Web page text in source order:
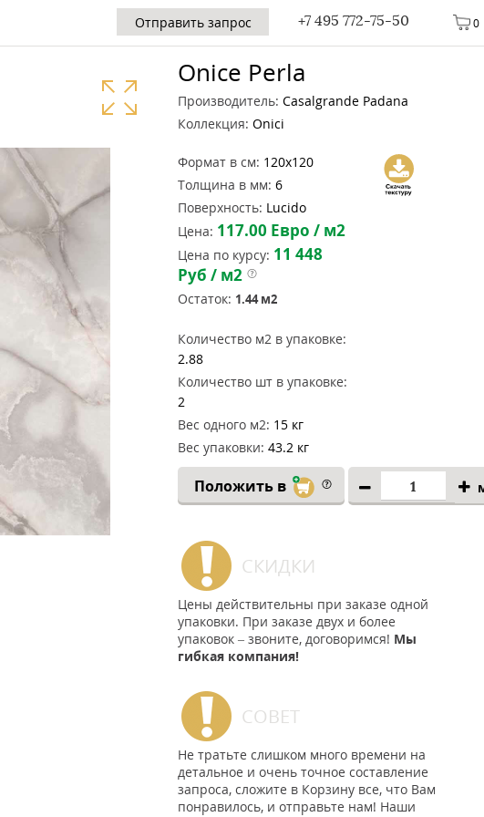
0
+7 495 772-75-50
Отправить запрос
Onice Perla
Производитель: Casalgrande Padana
Коллекция: Onici
Формат в см: 120x120
Толщина в мм: 6
Поверхность: Lucido
Цена: 117.00 Евро / м2
Цена по курсу: 11 448
Руб / м2
Остаток: 1.44м2
Количество м2 в упаковке:
2.88
Количество шт в упаковке:
2
Вес одного м2: 15 кг
Вес упаковки: 43.2 кг
Положить в
СКИДКИ
Цены действительны при заказе одной
упаковки. При заказе двух и более
упаковок – звоните, договоримся! Мы
гибкая компания!
СОВЕТ
Не тратьте слишком много времени на
детальное и очень точное составление
запроса, сложите в Корзину все, что Вам
понравилось, и отправьте нам! Наши